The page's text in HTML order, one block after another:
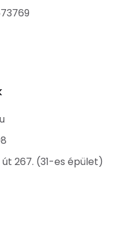
út 267. (31-es épület)